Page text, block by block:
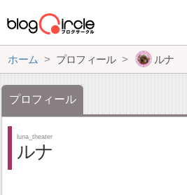
ホーム プロフィール ルナ
プロフィール
luna_theater
ルナ